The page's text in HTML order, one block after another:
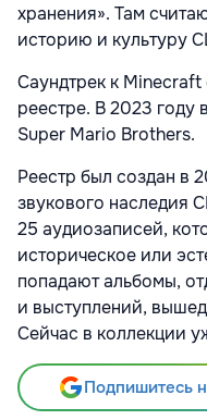
хранения». Там
историю и культуру
Саундтрек к
реестре. В 2023 году
Super Mario Brothers.
Реестр был создан в
звукового наследия
25 аудиозаписей,
историческое или
попадают альбомы,
и выступлений,
Сейчас в коллекции
Подпишитесь